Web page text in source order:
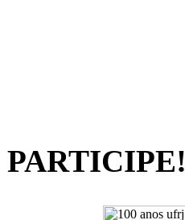
PARTICIPE!